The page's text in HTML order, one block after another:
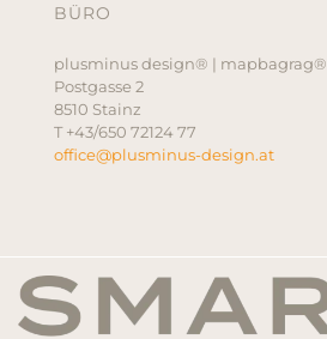
BÜRO
plusminus design® | mapbagrag®
Postgasse 2
8510 Stainz
T +43/650 72124 77
office@plusminus-design.at